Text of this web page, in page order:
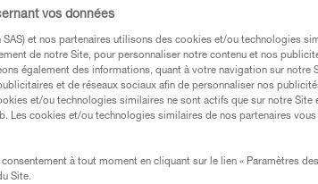
avec les nouvelles lampes
vos données
SAS) et nos partenaires utilisons des cookies et/ou technologies
de notre Site, pour personnaliser notre contenu et nos
également des informations, quant à votre navigation sur notre
et de réseaux sociaux afin de personnaliser nos
et/ou technologies similaires ne sont actifs que sur notre Site
Les cookies et/ou technologies similaires de nos partenaires
à tout moment en cliquant sur le lien « Paramètres
Site.